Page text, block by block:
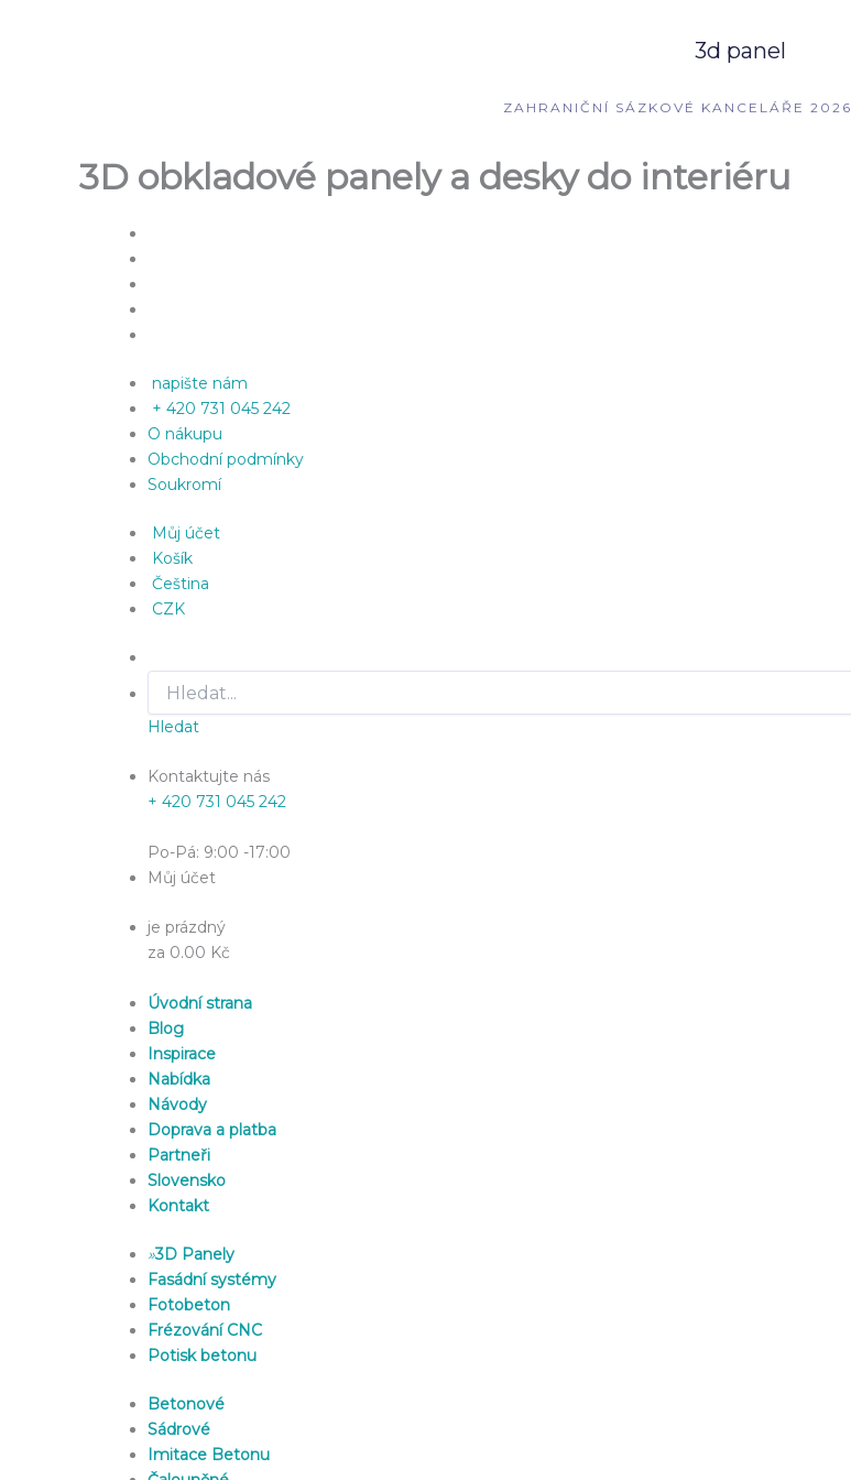
3d panel
ZAHRANIČNÍ SÁZKOVÉ KANCELÁŘE 2026
3D obkladové panely a desky do interiéru
napište nám
+ 420 731 045 242
O nákupu
Obchodní podmínky
Soukromí
Můj účet
Košík
Čeština
CZK
Hledat
Kontaktujte nás
+ 420 731 045 242
Po-Pá: 9:00 -17:00
Můj účet
je prázdný
za 0.00 Kč
Úvodní strana
Blog
Inspirace
Nabídka
Návody
Doprava a platba
Partneři
Slovensko
Kontakt
»3D Panely
Fasádní systémy
Fotobeton
Frézování CNC
Potisk betonu
Betonové
Sádrové
Imitace Betonu